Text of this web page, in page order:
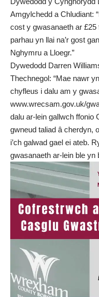
Amgylchedd a Chludiant:
cost y gwasanaeth ar £25
parhau yn llai na’r gost
Nghymru a Lloegr.”
Dywedodd Darren
Thechnegol: “Mae nawr
chyfleus i dalu am y
www.wrecsam.gov.uk/
dalu ar-lein gallwch ffonio
gwneud taliad â cherdyn,
i’ch galwad gael ei ateb.
gwasanaeth ar-lein ble yn